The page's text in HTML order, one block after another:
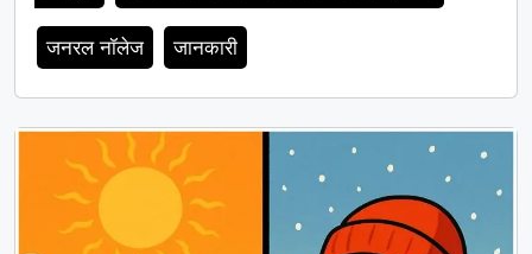
जनरल नॉलेज जानकारी